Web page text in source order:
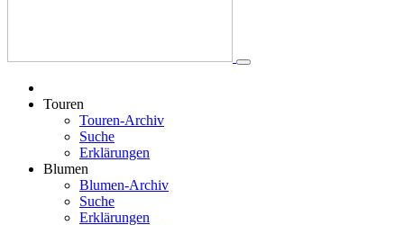
Touren
Touren-Archiv
Suche
Erklärungen
Blumen
Blumen-Archiv
Suche
Erklärungen